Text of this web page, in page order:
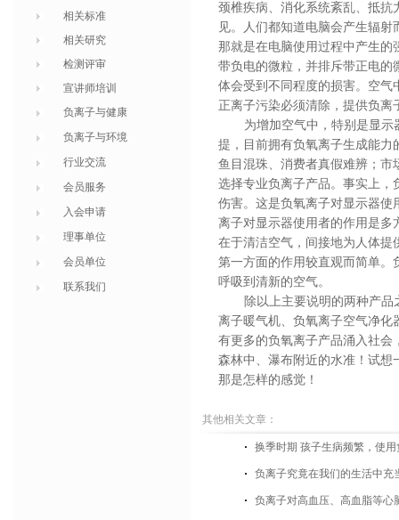
相关标准
相关研究
检测评审
宣讲师培训
负离子与健康
负离子与环境
行业交流
会员服务
入会申请
理事单位
会员单位
联系我们
颈椎疾病、消化系统紊乱、抵抗
见。人们都知道电脑会产生辐
那就是在电脑使用过程中产生的
带负电的微粒，并排斥带正电的
体会受到不同程度的损害。空气
正离子污染必须清除，提供负
为增加空气中，特别是显
提，目前拥有负氧离子生成能力
鱼目混珠、消费者真假难辨；市
选择专业负离子产品。事实上，
伤害。这是负氧离子对显示器使
离子对显示器使用者的作用是多
在于清洁空气，间接地为人体提
第一方面的作用较直观而简单。
呼吸到清新的空气。
除以上主要说明的两种产
离子暖气机、负氧离子空气净化
有更多的负氧离子产品涌入社会
森林中、瀑布附近的水准！试
那是怎样的感觉！
其他相关文章：
换季时期 孩子生病频繁，使
负离子究竟在我们的生活中充
负离子对高血压、高血脂等心